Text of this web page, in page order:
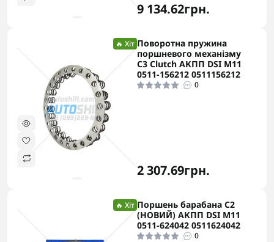
9 134.62грн.
🔥 Хіт Поворотна пружина
поршневого механізму
C3 Clutch АКПП DSI M11
0511-156212 0511156212
0
2 307.69грн.
🔥 Хіт Поршень барабана C2
(НОВИЙ) АКПП DSI M11
0511-624042 0511624042
0